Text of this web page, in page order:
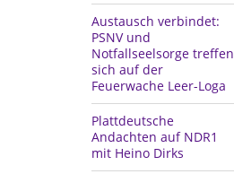
Austausch verbindet:
PSNV und
Notfallseelsorge treffen
sich auf der
Feuerwache Leer-Loga
Plattdeutsche
Andachten auf NDR1
mit Heino Dirks